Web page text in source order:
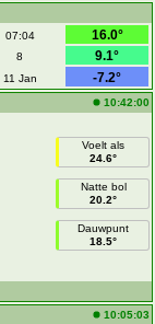
07:04
16.0°
8
9.1°
11 Jan
-7.2°
10:42:00
Voelt als
24.6°
Natte bol
20.2°
Dauwpunt
18.5°
10:05:03